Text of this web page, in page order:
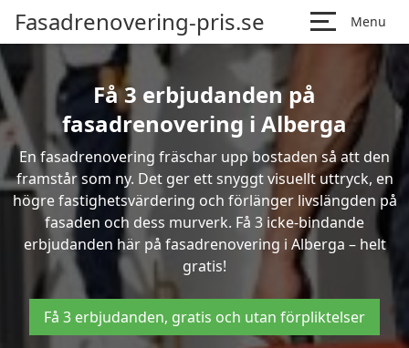
Fasadrenovering-pris.se Menu
Få 3 erbjudanden på
fasadrenovering i Alberga
En fasadrenovering fräschar upp bostaden så att den
framstår som ny. Det ger ett snyggt visuellt uttryck, en
högre fastighetsvärdering och förlänger livslängden på
fasaden och dess murverk. Få 3 icke-bindande
erbjudanden här på fasadrenovering i Alberga – helt
gratis!
Få 3 erbjudanden, gratis och utan förpliktelser